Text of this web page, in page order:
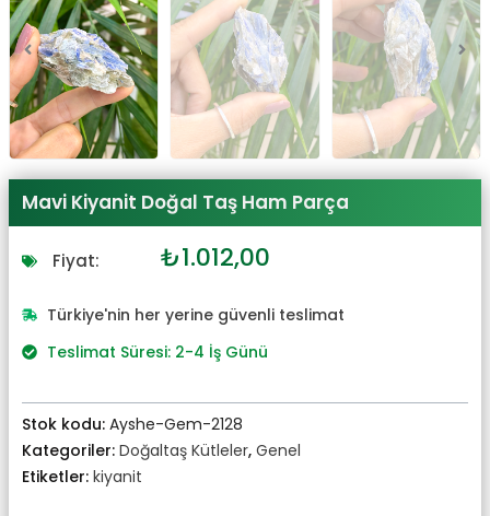
Mavi Kiyanit Doğal Taş Ham Parça
Fiyat: Orijinal
₺1.113,00.
₺1.012,00
fiyat:
Türkiye'nin her yerine güvenli teslimat
Teslimat Süresi: 2-4 İş Günü
Stok kodu: Ayshe-Gem-2128
Kategoriler: Doğaltaş Kütleler, Genel
Etiketler: kiyanit